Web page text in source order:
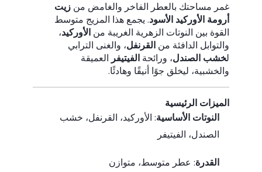
غمر مساحتك بالعطر الفاخر والغامض من زيت
أرومة الأوركيد الأسود. يجمع هذا المزيج متوسط
القوة بين النوتات الزهرية الغريبة من الأوركيد،
والتوابل الدافئة من القرنفل، والغنى الترابي
لخشب الصندل، ورائحة الفيتيفر العميقة
والخشبية، ليخلق جوًا أنيقًا وهادئًا.
الميزات الرئيسية
النوتات الأساسية: الأوركيد، القرنفل، خشب
الصندل، الفيتيفر
القدرة: عطر متوسط، متوازن